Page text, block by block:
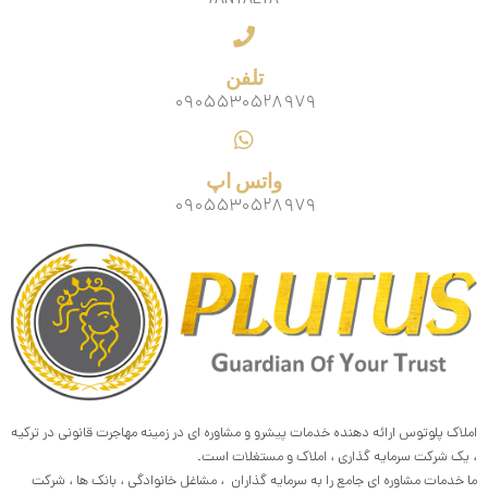
تلفن
۰۹۰۵۵۳۰۵۲۸۹۷۹
واتس اپ
۰۹۰۵۵۳۰۵۲۸۹۷۹
املاک پلوتوس ارائه دهنده خدمات پیشرو و مشاوره ای در زمینه مهاجرت قانونی در ترکیه
، یک شرکت سرمایه گذاری ، املاک و مستغلات است.
ما خدمات مشاوره ای جامع را به سرمایه گذاران ، مشاغل خانوادگی ، بانک ها ، شرکت